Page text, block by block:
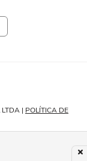
| POLÍTICA DE